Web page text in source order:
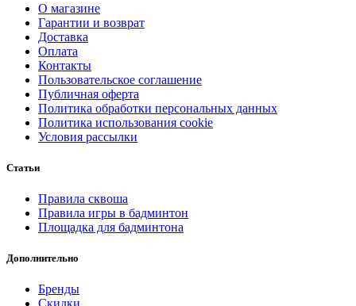
О магазине
Гарантии и возврат
Доставка
Оплата
Контакты
Пользовательское соглашение
Публичная оферта
Политика обработки персональных данных
Политика использования cookie
Условия рассылки
Статьи
Правила сквоша
Правила игры в бадминтон
Площадка для бадминтона
Дополнительно
Бренды